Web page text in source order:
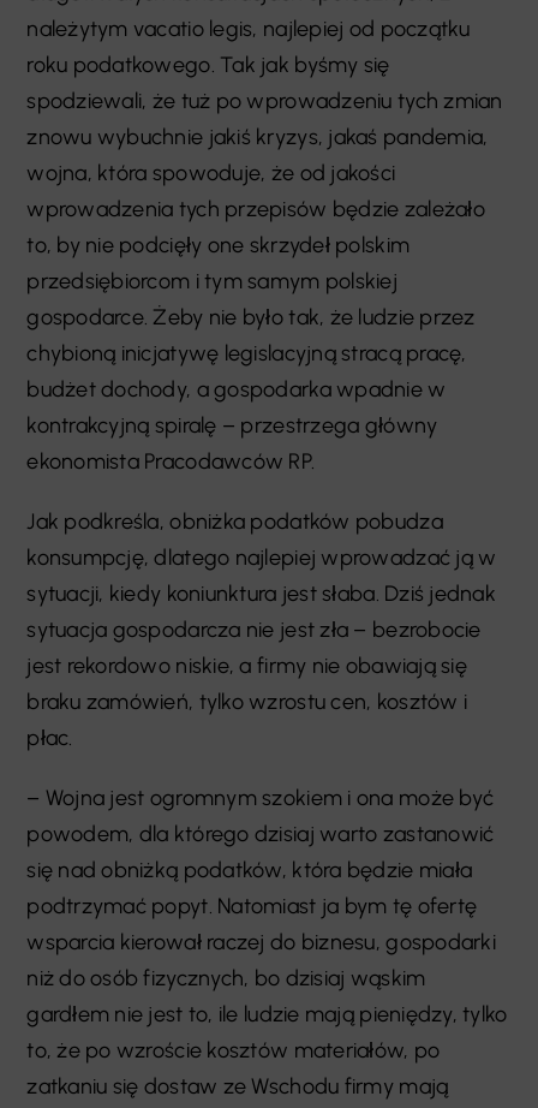
należytym vacatio legis, najlepiej od początku
roku podatkowego. Tak jak byśmy się
spodziewali, że tuż po wprowadzeniu tych zmian
znowu wybuchnie jakiś kryzys, jakaś pandemia,
wojna, która spowoduje, że od jakości
wprowadzenia tych przepisów będzie zależało
to, by nie podcięły one skrzydeł polskim
przedsiębiorcom i tym samym polskiej
gospodarce. Żeby nie było tak, że ludzie przez
chybioną inicjatywę legislacyjną stracą pracę,
budżet dochody, a gospodarka wpadnie w
kontrakcyjną spiralę – przestrzega główny
ekonomista Pracodawców RP.
Jak podkreśla, obniżka podatków pobudza
konsumpcję, dlatego najlepiej wprowadzać ją w
sytuacji, kiedy koniunktura jest słaba. Dziś jednak
sytuacja gospodarcza nie jest zła – bezrobocie
jest rekordowo niskie, a firmy nie obawiają się
braku zamówień, tylko wzrostu cen, kosztów i
płac.
– Wojna jest ogromnym szokiem i ona może być
powodem, dla którego dzisiaj warto zastanowić
się nad obniżką podatków, która będzie miała
podtrzymać popyt. Natomiast ja bym tę ofertę
wsparcia kierował raczej do biznesu, gospodarki
niż do osób fizycznych, bo dzisiaj wąskim
gardłem nie jest to, ile ludzie mają pieniędzy, tylko
to, że po wzroście kosztów materiałów, po
zatkaniu się dostaw ze Wschodu firmy mają